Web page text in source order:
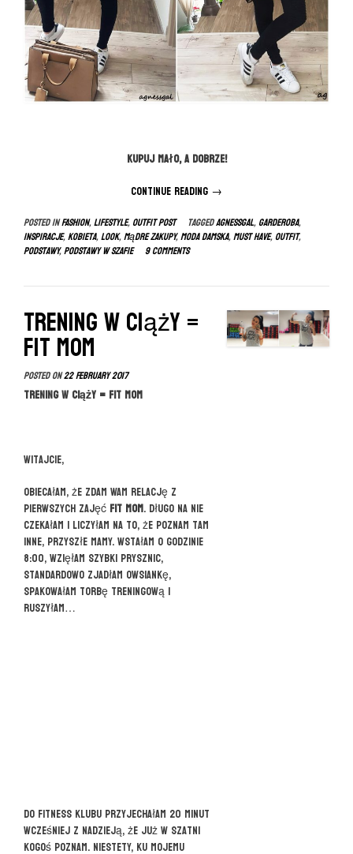
Kupuj mało, A DOBRZE!
Continue reading “Podstawy
garderoby”
→
Posted inFASHION,LIFESTYLE,OUTFIT POST Taggedagnessgal,garderoba,
inspiracje,kobieta,look,mądre zakupy,moda damska,must have,outfit,
podstawy,podstawy w szafie 9 Comments
Trening w ciąży =
FIT MOM
Posted on22 February 2017
Trening w ciąży = FIT MOM
Witajcie,
obiecałam, że zdam Wam relację z
pierwszych zajęć FIT MOM. Długo na nie
czekałam i liczyłam na to, że poznam tam
inne, przyszłe mamy. Wstałam o godzinie
8:00, wzięłam szybki prysznic,
standardowo zjadłam owsiankę,
spakowałam torbę treningową i
ruszyłam…
Do fitness klubu przyjechałam 20 minut
wcześniej z nadzieją, że już w szatni
kogoś poznam. Niestety, ku mojemu